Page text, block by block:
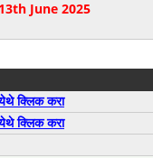
13th June 2025
क्लिक करा
क्लिक करा